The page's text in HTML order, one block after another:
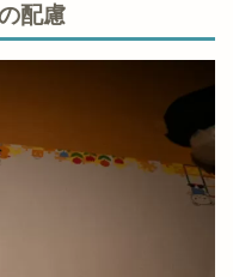
配慮